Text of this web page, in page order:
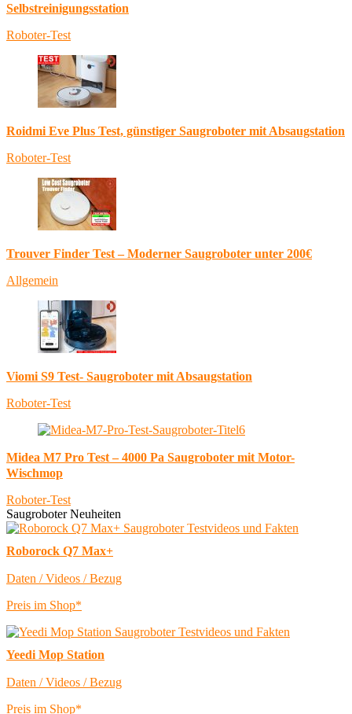
Selbstreinigungsstation
Roboter-Test
Roidmi Eve Plus Test, günstiger Saugroboter mit Absaugstation
Roboter-Test
Trouver Finder Test – Moderner Saugroboter unter 200€
Allgemein
Viomi S9 Test- Saugroboter mit Absaugstation
Roboter-Test
Midea M7 Pro Test – 4000 Pa Saugroboter mit Motor-
Wischmop
Roboter-Test
Saugroboter Neuheiten
Roborock Q7 Max+
Daten / Videos / Bezug
Preis im Shop*
Yeedi Mop Station
Daten / Videos / Bezug
Preis im Shop*